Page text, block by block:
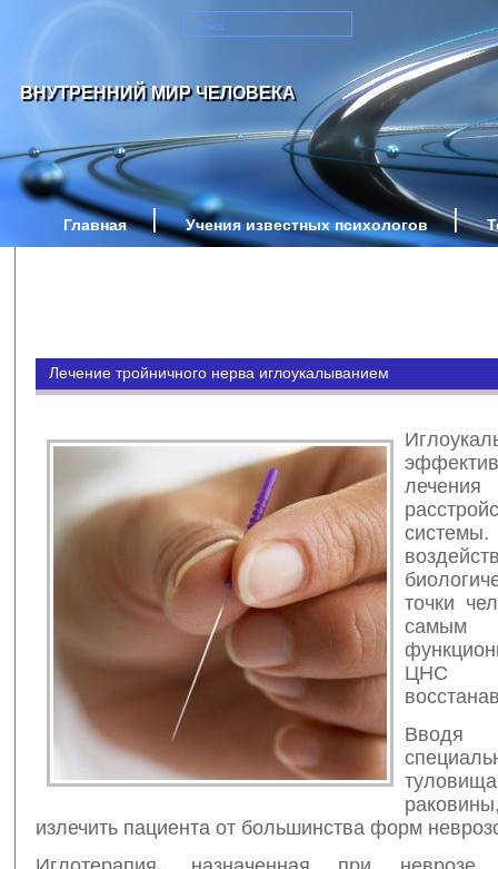
ВНУТРЕННИЙ МИР ЧЕЛОВЕКА
Главная Учения известных психологов
Лечение тройничного нерва иглоукалыванием
точки
самым
ЦНС
излечить пациента от большинства форм